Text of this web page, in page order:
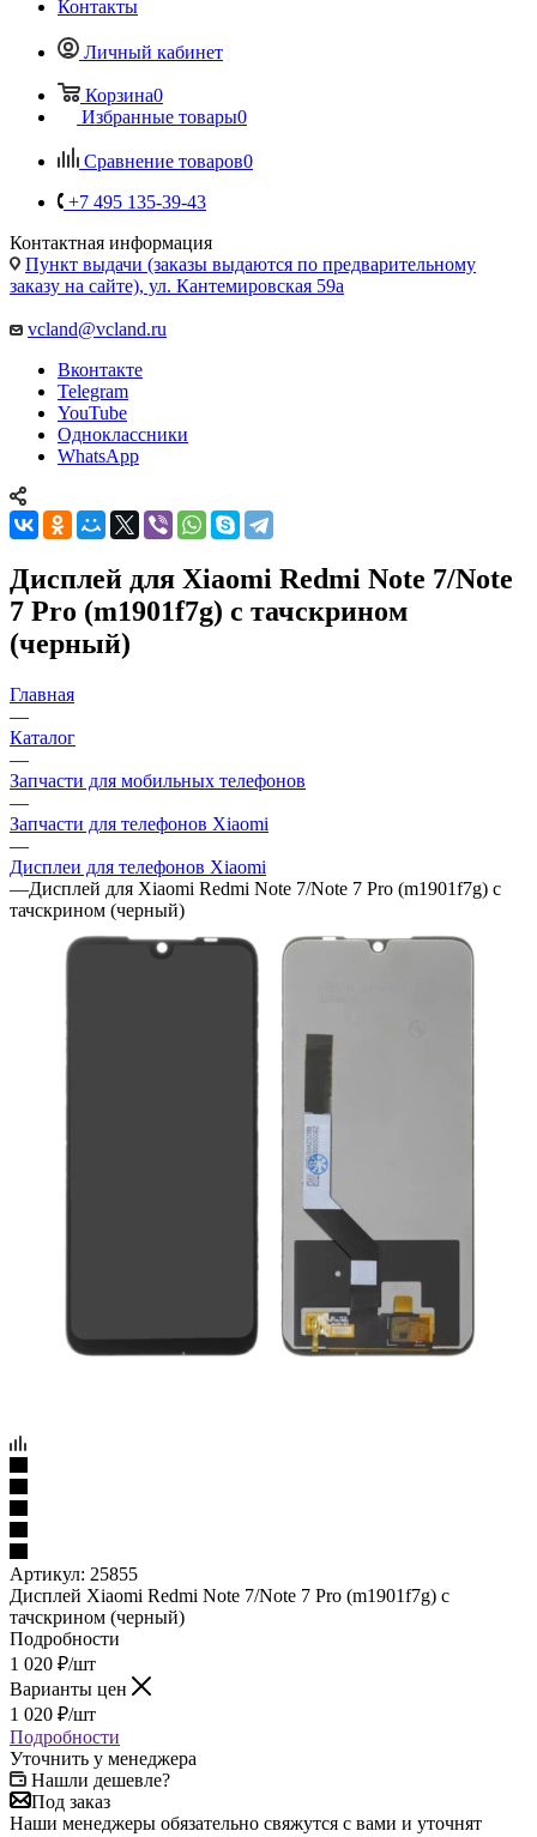
Избранные товары
Пункт выдачи (заказы выдаются по предварительному
заказу на сайте), ул. Кантемировская 59а
Telegram
YouTube
Одноклассники
WhatsApp
Дисплей для Xiaomi Redmi Note 7/Note
7 Pro (m1901f7g) с тачскрином
(черный)
—
Каталог
—
Запчасти для мобильных телефонов
—
Запчасти для телефонов Xiaomi
—
Дисплеи для телефонов Xiaomi
—Дисплей для Xiaomi Redmi Note 7/Note 7 Pro (m1901f7g) с
тачскрином (черный)
Артикул:
Дисплей Xiaomi Redmi Note 7/Note 7 Pro (m1901f7g) с
тачскрином (черный)
Подробности
1 020₽/шт
Варианты цен
1 020₽/шт
Подробности
Уточнить у менеджера
Нашли дешевле?
Под заказ
Наши менеджеры обязательно свяжутся с вами и уточнят
условия есть ли товар в наличии, если его нету то закажут его